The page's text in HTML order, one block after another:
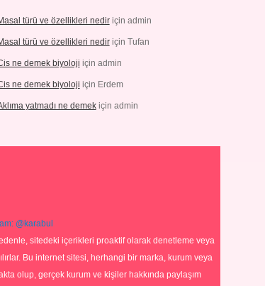
türü ve özellikleri nediriçin admin
türü ve özellikleri nediriçin Tufan
ne demek biyoloji için admin
ne demek biyoloji için Erdem
yatmadı ne demekiçin admin
@karabul
sitedeki içerikleri proaktif olarak denetleme veya
Bu internet sitesi, herhangi bir marka, kurum veya
olup, gerçek kurum ve kişiler hakkında paylaşım